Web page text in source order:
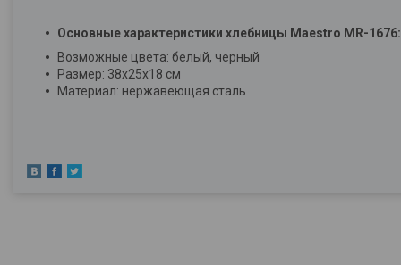
Основные характеристики хлебницы Maestro MR-1676:
Возможные цвета: белый, черный
Размер: 38х25х18 см
Материал: нержавеющая сталь